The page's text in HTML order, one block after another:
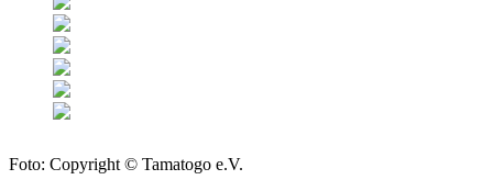
Foto: Copyright © Tamatogo e.V.